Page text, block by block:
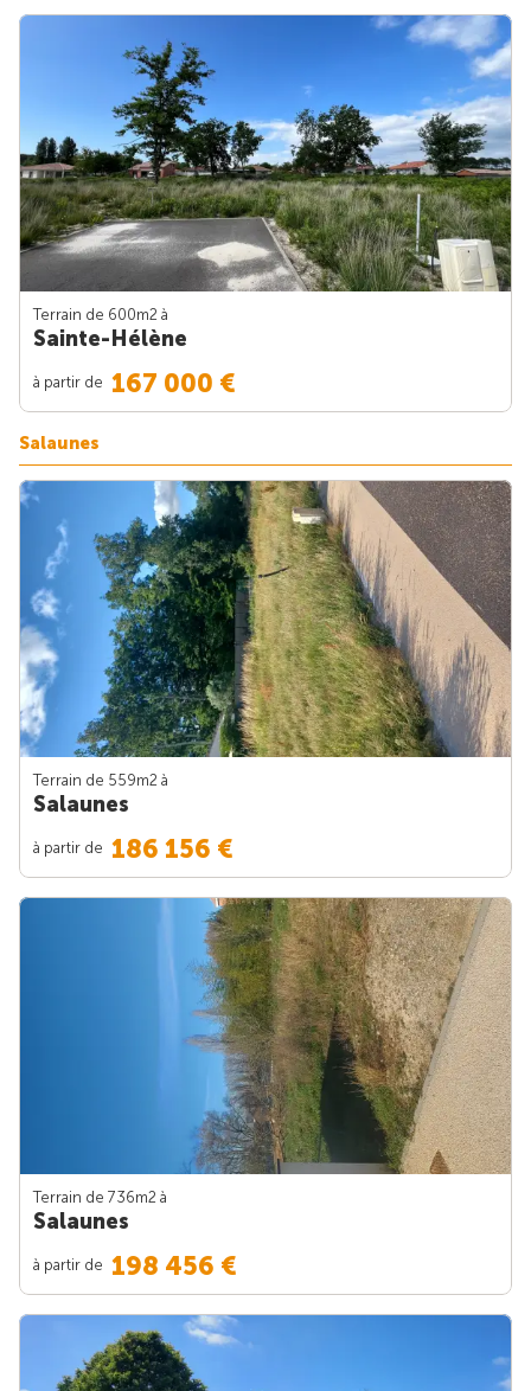
Terrain de 600m2 à
Sainte-Hélène
à partir de 167 000 €
Salaunes
Terrain de 559m2 à
Salaunes
à partir de 186 156 €
Terrain de 736m2 à
Salaunes
à partir de 198 456 €